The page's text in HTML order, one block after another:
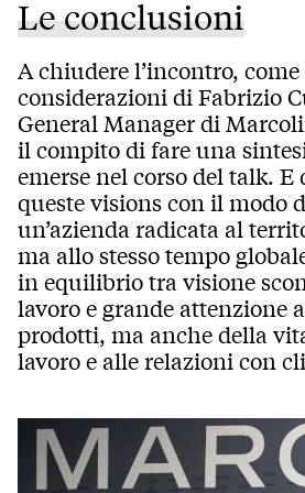
Le conclusioni
A chiudere l’incontro,
considerazioni di Fabrizio
General Manager di
il compito di fare una
emerse nel corso del talk.
queste visions con il modo
un’azienda radicata al
ma allo stesso tempo
in equilibrio tra visione
lavoro e grande attenzione
prodotti, ma anche della
lavoro e alle relazioni con